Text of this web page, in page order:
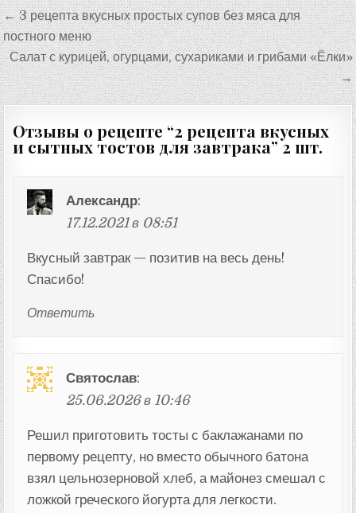
Навигация
по
записям
← 3 рецепта вкусных простых супов без мяса для
постного меню
Салат с курицей, огурцами, сухариками и грибами «Ёлки»
→
Отзывы о рецепте “2 рецепта вкусных
и сытных тостов для завтрака” 2 шт.
Александр:
17.12.2021 в 08:51
Вкусный завтрак — позитив на весь день!
Спасибо!
Ответить
Святослав:
25.06.2026 в 10:46
Решил приготовить тосты с баклажанами по
первому рецепту, но вместо обычного батона
взял цельнозерновой хлеб, а майонез смешал с
ложкой греческого йогурта для легкости.